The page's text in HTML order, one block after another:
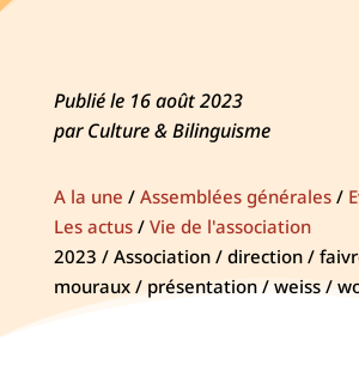
Publié le 16 août 2023
par Culture & Bilinguisme
A la une / Assemblées générales/
Les actus/ Vie de l'association
2023 / Association / direction /
mouraux / présentation / weiss /